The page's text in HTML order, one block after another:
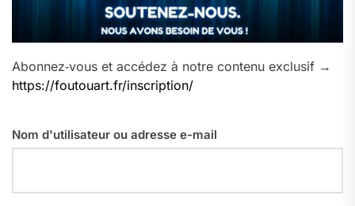
Abonnez‑vous et accédez à notre contenu exclusif →
https://foutouart.fr/inscription/
Nom d'utilisateur ou adresse e-mail